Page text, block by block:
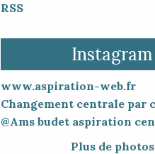
RSS
Instagram
www.aspiration-web.fr
Plus de photos